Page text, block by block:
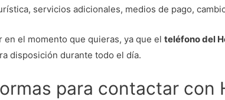
servicios adicionales, medios de pago,
en el momento que quieras, ya que elteléfono del
disposición durante todo el día.
para contactar con